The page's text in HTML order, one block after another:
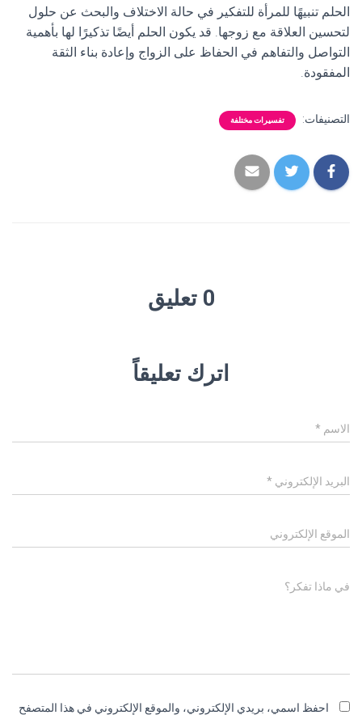
الحلم تنبيهًا للمرأة للتفكير في حالة الاختلاف والبحث عن حلول
لتحسين العلاقة مع زوجها. قد يكون الحلم أيضًا تذكيرًا لها بأهمية
التواصل والتفاهم في الحفاظ على الزواج وإعادة بناء الثقة
المفقودة.
التصنيفات: تفسيرات مختلفة
0 تعليق
اترك تعليقاً
الاسم *
البريد الإلكتروني *
الموقع الإلكتروني
في ماذا تفكر؟
احفظ اسمي، بريدي الإلكتروني، والموقع الإلكتروني في هذا المتصفح